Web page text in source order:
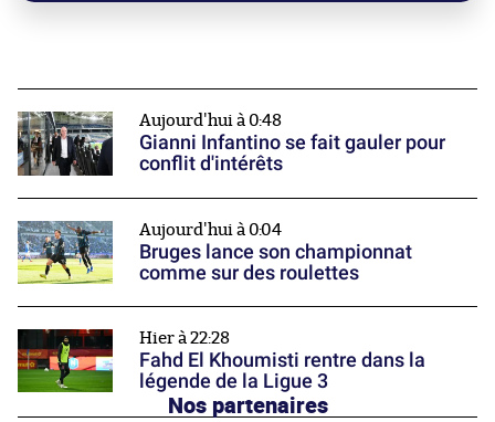
Aujourd'hui à 0:48
Gianni Infantino se fait gauler pour
conflit d'intérêts
Aujourd'hui à 0:04
Bruges lance son championnat
comme sur des roulettes
Hier à 22:28
Fahd El Khoumisti rentre dans la
légende de la Ligue 3
Nos partenaires